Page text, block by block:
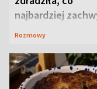
najbardziej
ją w Lublinie
Rozmowy